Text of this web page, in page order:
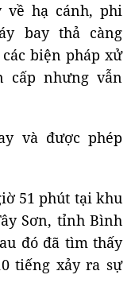
về hạ cánh, phi
bay thả càng
biện pháp xử
cấp nhưng vẫn
và được phép
51 phút tại khu
Sơn, tỉnh Bình
đó đã tìm thấy
tiếng xảy ra sự